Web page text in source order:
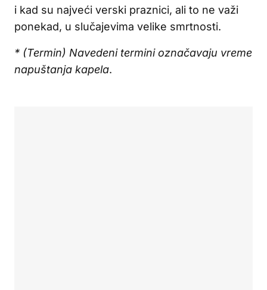
i kad su najveći verski praznici, ali to ne važi
ponekad, u slučajevima velike smrtnosti.
* (Termin) Navedeni termini označavaju vreme
napuštanja kapela.